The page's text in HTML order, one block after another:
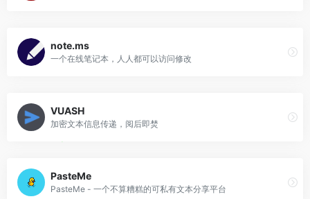
note.ms
一个在线笔记本，人人都可以访问修改
VUASH
加密文本信息传递，阅后即焚
PasteMe
PasteMe - 一个不算糟糕的可私有文本分享平台